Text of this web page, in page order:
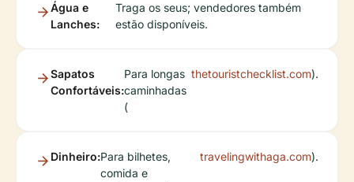
Água e
Lanches:
Traga os seus; vendedores também
estão disponíveis.
Sapatos
Confortáveis:
Para longas
caminhadas
(
thetouristchecklist.com).
Dinheiro:Para bilhetes,
comida e
travelingwithaga.com).